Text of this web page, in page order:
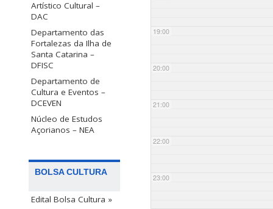
Artístico Cultural –
DAC
Departamento das
Fortalezas da Ilha de
Santa Catarina –
DFISC
Departamento de
Cultura e Eventos –
DCEVEN
Núcleo de Estudos
Açorianos – NEA
BOLSA CULTURA
Edital Bolsa Cultura »
19:00
20:00
21:00
22:00
23:00